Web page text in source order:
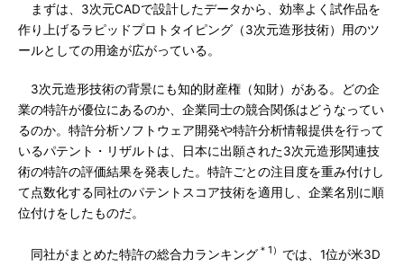
まずは、3次元CADで設計したデータから、効率よく試作品を
作り上げるラピッドプロトタイピング（3次元造形技術）用のツ
ールとしての用途が広がっている。
3次元造形技術の背景にも知的財産権（知財）がある。どの企
業の特許が優位にあるのか、企業同士の競合関係はどうなってい
るのか。特許分析ソフトウェア開発や特許分析情報提供を行って
いるパテント・リザルトは、日本に出願された3次元造形関連技
術の特許の評価結果を発表した。特許ごとの注目度を重み付けし
て点数化する同社のパテントスコア技術を適用し、企業名別に順
位付けをしたものだ。
同社がまとめた特許の総合力ランキング ＊1） では、1位が米3D